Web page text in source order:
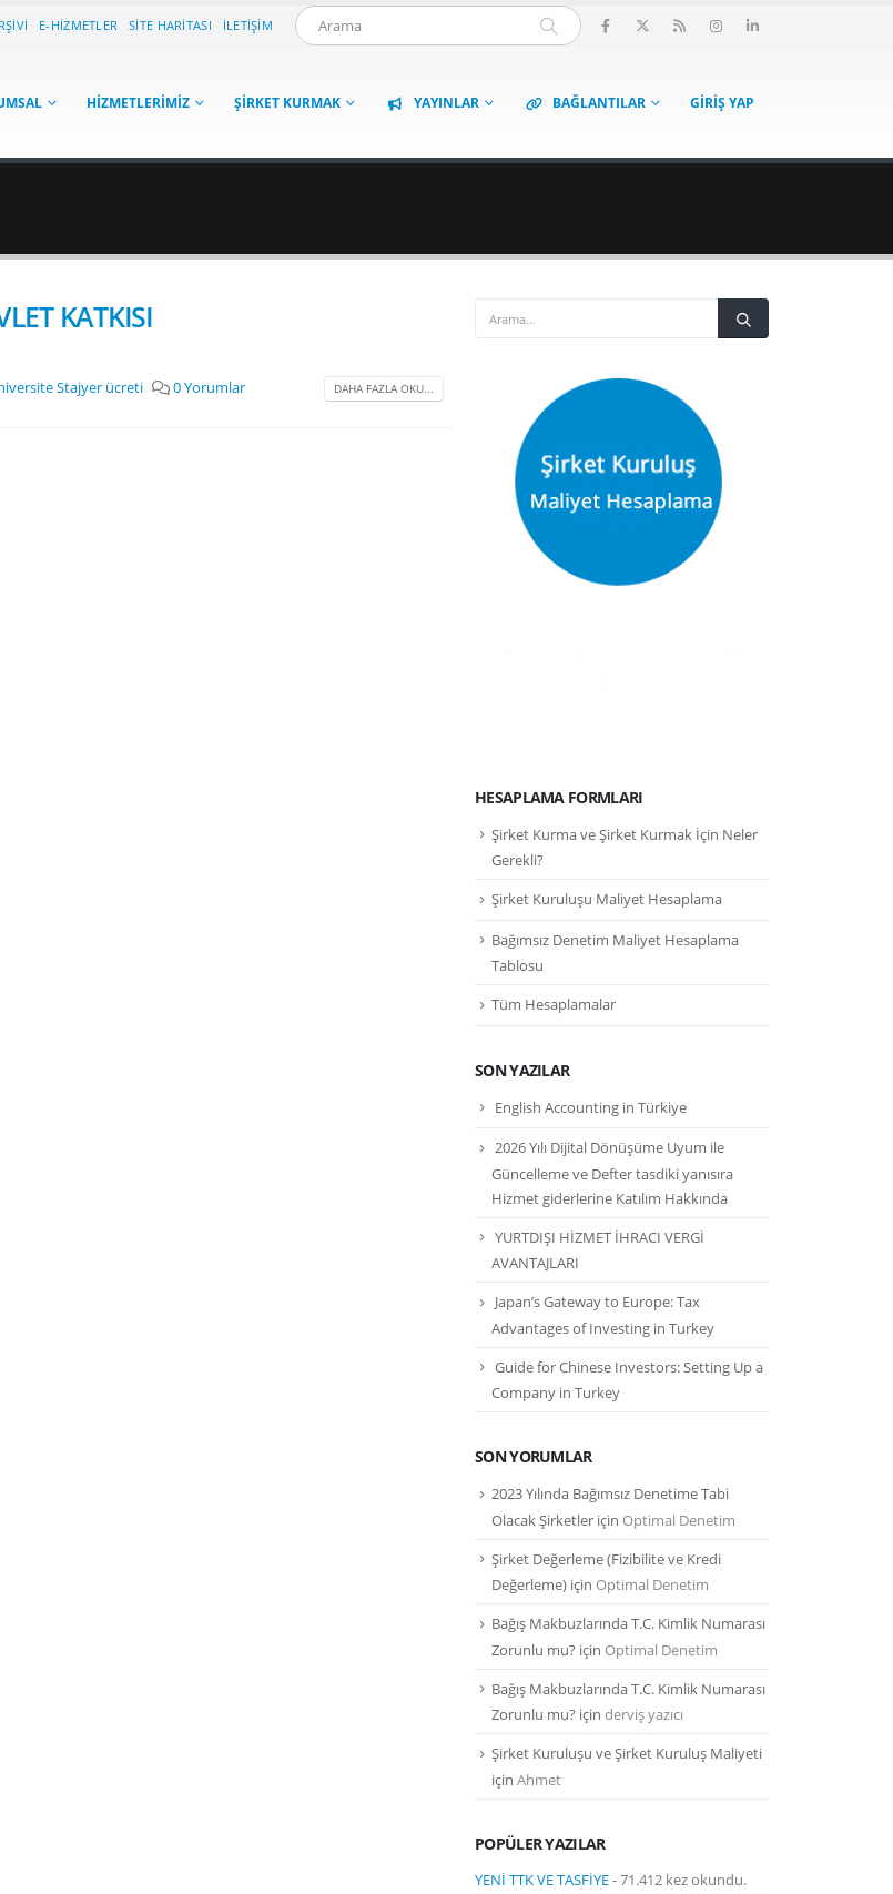
E-HIZMETLER SITE HARITASI İLETIŞIM
HIZMETLERIMIZ ŞIRKET KURMAK YAYINLAR BAĞLANTILAR GIRIŞ YAP
KATKISI
Stajyer ücreti 0 Yorumlar DAHA FAZLA OKU...
HESAPLAMA FORMLARI
Şirket Kurma ve Şirket Kurmak İçin Neler
Gerekli?
Şirket Kuruluşu Maliyet Hesaplama
Bağımsız Denetim Maliyet Hesaplama
Tablosu
Tüm Hesaplamalar
SON YAZILAR
English Accounting in Türkiye
2026 Yılı Dijital Dönüşüme Uyum ile
Güncelleme ve Defter tasdiki yanısıra
Hizmet giderlerine Katılım Hakkında
YURTDIŞI HİZMET İHRACI VERGİ
AVANTAJLARI
Japan’s Gateway to Europe: Tax
Advantages of Investing in Turkey
Guide for Chinese Investors: Setting Up a
Company in Turkey
SON YORUMLAR
2023 Yılında Bağımsız Denetime Tabi
Olacak Şirketler için Optimal Denetim
Şirket Değerleme (Fizibilite ve Kredi
Değerleme) için Optimal Denetim
Bağış Makbuzlarında T.C. Kimlik Numarası
Zorunlu mu? için Optimal Denetim
Bağış Makbuzlarında T.C. Kimlik Numarası
Zorunlu mu? için derviş yazıcı
Şirket Kuruluşu ve Şirket Kuruluş Maliyeti
için Ahmet
POPÜLER YAZILAR
YENİ TTK VE TASFİYE- 71.412 kez okundu.